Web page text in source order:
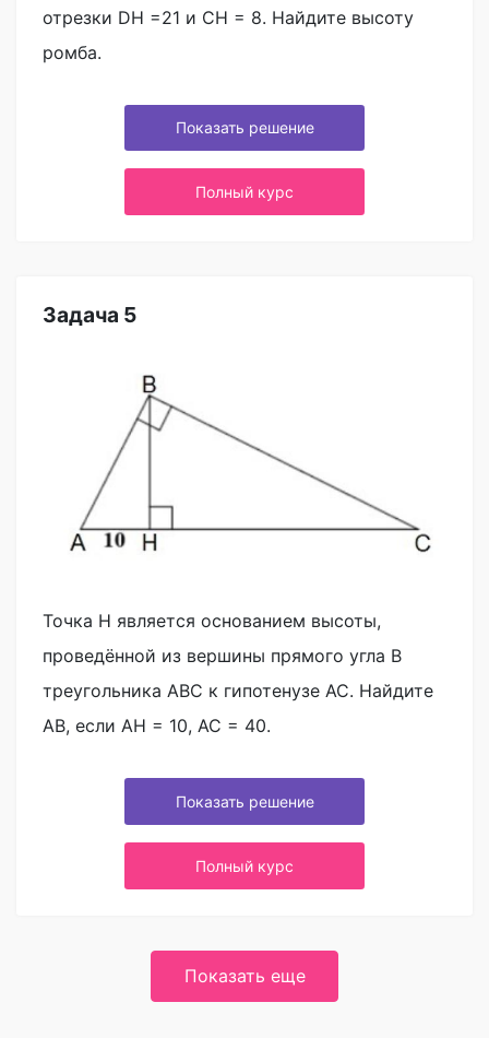
отрезки DH =21 и CH = 8. Найдите высоту
ромба.
Показать решение
Полный курс
Задача 5
Точка H является основанием высоты,
проведённой из вершины прямого угла B
треугольника ABC к гипотенузе AC. Найдите
AB, если AH = 10, AC = 40.
Показать решение
Полный курс
Показать еще